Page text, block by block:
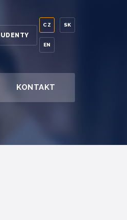
CZ
EN
SK
KONTAKT